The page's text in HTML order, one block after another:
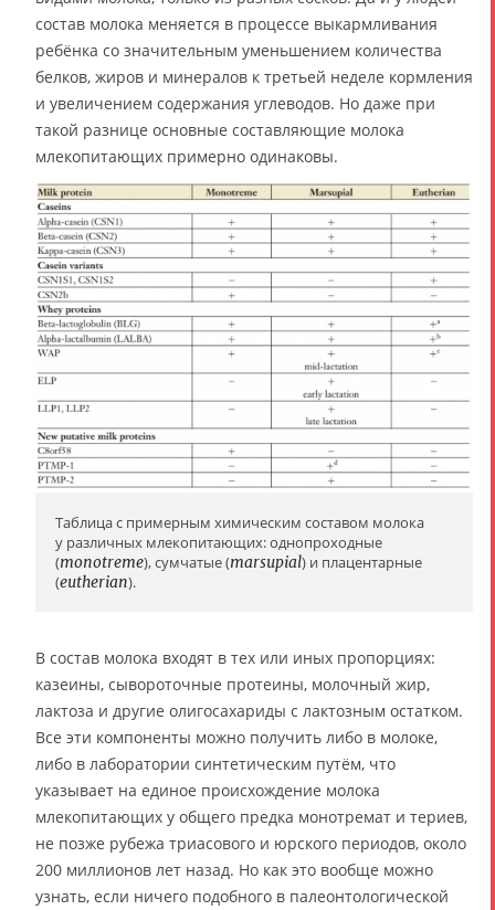
состав молока меняется в процессе выкармливания
ребёнка со значительным уменьшением количества
белков, жиров и минералов к третьей неделе кормления
и увеличением содержания углеводов. Но даже при
такой разнице основные составляющие молока
млекопитающих примерно одинаковы.
Таблица с примерным химическим составом молока
у различных млекопитающих: однопроходные
(monotreme), сумчатые (marsupial) и плацентарные
(eutherian).
В состав молока входят в тех или иных пропорциях:
казеины, сывороточные протеины, молочный жир,
лактоза и другие олигосахариды с лактозным остатком.
Все эти компоненты можно получить либо в молоке,
либо в лаборатории синтетическим путём, что
указывает на единое происхождение молока
млекопитающих у общего предка монотремат и териев,
не позже рубежа триасового и юрского периодов, около
200 миллионов лет назад. Но как это вообще можно
узнать, если ничего подобного в палеонтологической